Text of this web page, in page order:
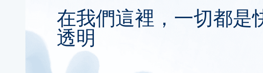
在我們這裡，一切都是
透明